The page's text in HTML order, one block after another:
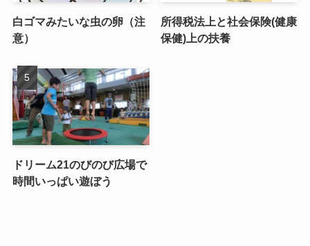
白ゴマみたいな虫の卵（注
意）
所得税法上と社会保険(健康
保健)上の扶養
ドリーム21のびのび広場で
時間いっぱい遊ぼう